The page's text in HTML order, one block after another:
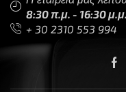
8:30 π.μ. - 16:30 μ.μ.
+ 30 2310 553 994